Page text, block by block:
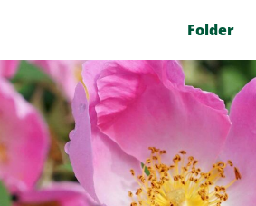
Folder